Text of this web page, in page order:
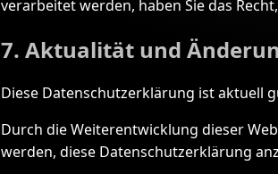
verarbeitet werden, haben Sie das
7. Aktualität und
Diese Datenschutzerklärung ist aktuell
Durch die Weiterentwicklung dieser
werden, diese Datenschutzerklärung